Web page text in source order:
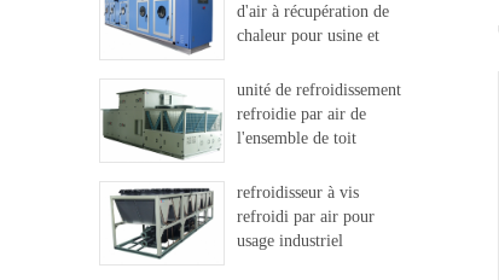
d'air à récupération de
chaleur pour usine et
unité de refroidissement
refroidie par air de
l'ensemble de toit
refroidisseur à vis
refroidi par air pour
usage industriel